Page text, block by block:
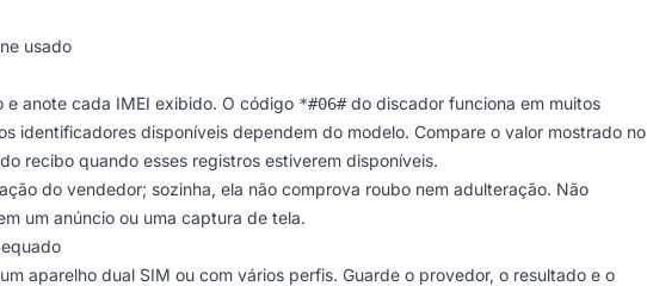
usado
anote cada IMEI exibido. O código *#06#do discador funciona em muitos
identificadores disponíveis dependem do modelo. Compare o valor mostrado no
recibo quando esses registros estiverem disponíveis.
do vendedor; sozinha, ela não comprova roubo nem adulteração. Não
um anúncio ou uma captura de tela.
aparelho dual SIM ou com vários perfis. Guarde o provedor, o resultado e o